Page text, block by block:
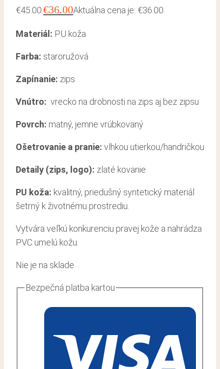
€45.00.€36.00Aktuálna cena je: €36.00.
Materiál: PU koža
Farba: staroružová
Zapínanie: zips
Vnútro: vrecko na drobnosti na zips aj bez zipsu
Povrch: matný, jemne vrúbkovaný
Ošetrovanie a pranie: vlhkou utierkou/handričkou
Detaily (zips, logo): zlaté kovanie
PU koža: kvalitný, priedušný syntetický materiál
šetrný k životnému prostrediu.
Vytvára veľkú konkurenciu pravej kože a nahrádza
PVC umelú kožu.
Nie je na sklade
Bezpečná platba kartou